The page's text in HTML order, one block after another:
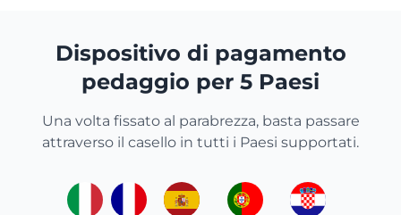
Dispositivo di pagamento
pedaggio per 5 Paesi
Una volta fissato al parabrezza, basta passare
attraverso il casello in tutti i Paesi supportati.